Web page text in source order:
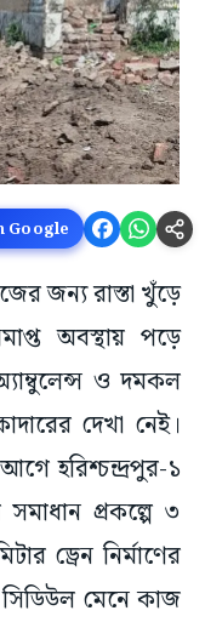
Google
জন্য রাস্তা খুঁড়ে
অবস্থায় পড়ে
ও দমকল
দেখা নেই।
হরিশ্চন্দ্রপুর-১
প্রকল্পে ৩
ড্রেন নির্মাণের
মেনে কাজ